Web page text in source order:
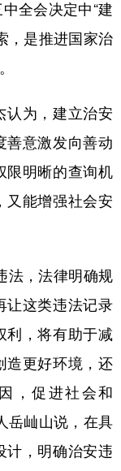
全会决定中“建
，是推进国家治
为，建立治安
善意激发向善动
限明晰的查询机
又能增强社会安
，法律明确规
让这类违法记录
利，将有助于减
造更好环境，还
，促进社会和
岳屾山说，在具
计，明确治安违